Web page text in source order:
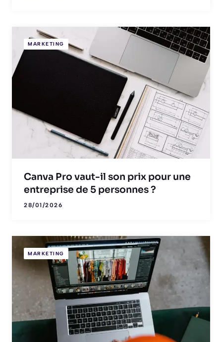
MARKETING
Canva Pro vaut-il son prix pour une
entreprise de 5 personnes ?
28/01/2026
MARKETING